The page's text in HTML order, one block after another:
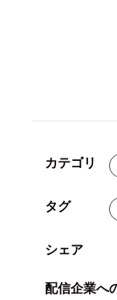
カテゴリ
タグ
シェア
配信企業へ